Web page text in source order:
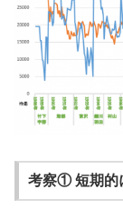
考察① 短期的